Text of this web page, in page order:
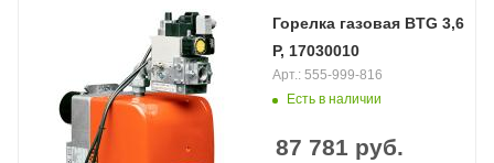
Горелка газовая BTG 3,6
P, 17030010
Есть в наличии
Арт.: 555-999-816
87 781 руб.